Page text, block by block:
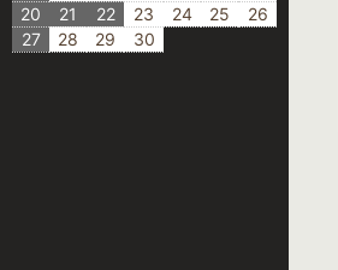
20
21 22 23 24 25
26
27
28 29 30